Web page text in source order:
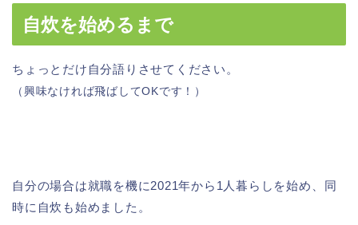
自炊を始めるまで
ちょっとだけ自分語りさせてください。
（興味なければ飛ばしてOKです！）
自分の場合は就職を機に2021年から1人暮らしを始め、同
時に自炊も始めました。